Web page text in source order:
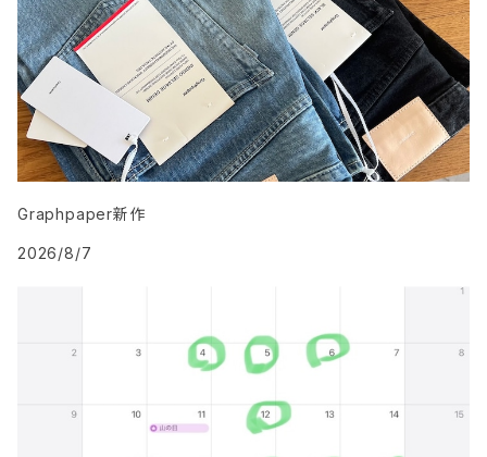
その他
ワンピース・サロペット
その他
ボトム
Graphpaper新作
2026/8/7